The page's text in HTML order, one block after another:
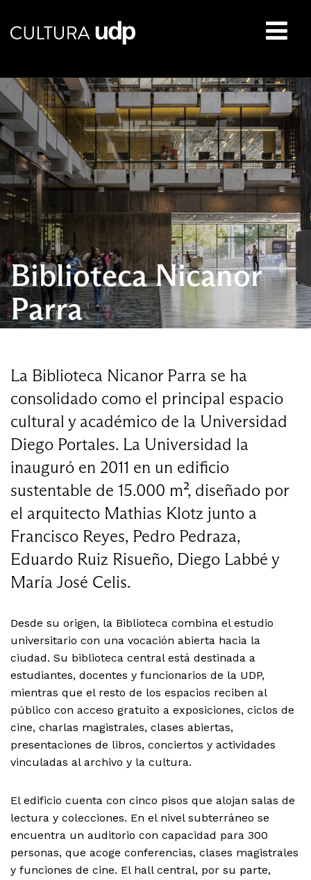
Biblioteca Nicanor
Parra
La Biblioteca Nicanor Parra se ha
consolidado como el principal espacio
cultural y académico de la Universidad
Diego Portales. La Universidad la
inauguró en 2011 en un edificio
sustentable de 15.000 m², diseñado por
el arquitecto Mathias Klotz junto a
Francisco Reyes, Pedro Pedraza,
Eduardo Ruiz Risueño, Diego Labbé y
María José Celis.
Desde su origen, la Biblioteca combina el estudio
universitario con una vocación abierta hacia la
ciudad. Su biblioteca central está destinada a
estudiantes, docentes y funcionarios de la UDP,
mientras que el resto de los espacios reciben al
público con acceso gratuito a exposiciones, ciclos de
cine, charlas magistrales, clases abiertas,
presentaciones de libros, conciertos y actividades
vinculadas al archivo y la cultura.
El edificio cuenta con cinco pisos que alojan salas de
lectura y colecciones. En el nivel subterráneo se
encuentra un auditorio con capacidad para 300
personas, que acoge conferencias, clases magistrales
y funciones de cine. El hall central, por su parte,